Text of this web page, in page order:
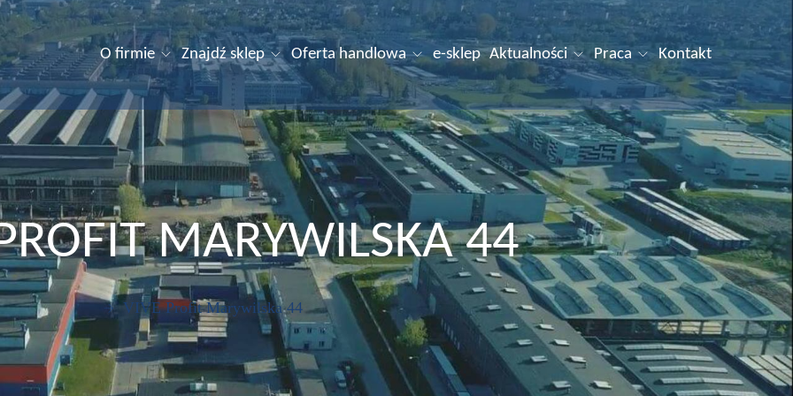
O firmie Znajdź sklep Oferta handlowa e-sklep Aktualności Praca Kontakt
MARYWILSKA 44
VIVE Profit Marywilska 44